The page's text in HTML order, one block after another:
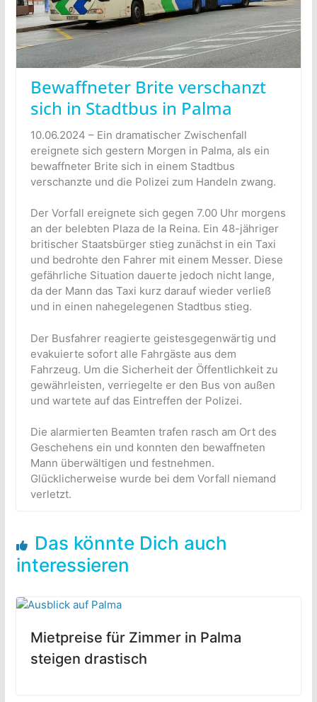
Bewaffneter Brite verschanzt
sich in Stadtbus in Palma
10.06.2024 – Ein dramatischer Zwischenfall
ereignete sich gestern Morgen in Palma, als ein
bewaffneter Brite sich in einem Stadtbus
verschanzte und die Polizei zum Handeln zwang.
Der Vorfall ereignete sich gegen 7.00 Uhr morgens
an der belebten Plaza de la Reina. Ein 48-jähriger
britischer Staatsbürger stieg zunächst in ein Taxi
und bedrohte den Fahrer mit einem Messer. Diese
gefährliche Situation dauerte jedoch nicht lange,
da der Mann das Taxi kurz darauf wieder verließ
und in einen nahegelegenen Stadtbus stieg.
Der Busfahrer reagierte geistesgegenwärtig und
evakuierte sofort alle Fahrgäste aus dem
Fahrzeug. Um die Sicherheit der Öffentlichkeit zu
gewährleisten, verriegelte er den Bus von außen
und wartete auf das Eintreffen der Polizei.
Die alarmierten Beamten trafen rasch am Ort des
Geschehens ein und konnten den bewaffneten
Mann überwältigen und festnehmen.
Glücklicherweise wurde bei dem Vorfall niemand
verletzt.
Das könnte Dich auch
interessieren
Mietpreise für Zimmer in Palma
steigen drastisch